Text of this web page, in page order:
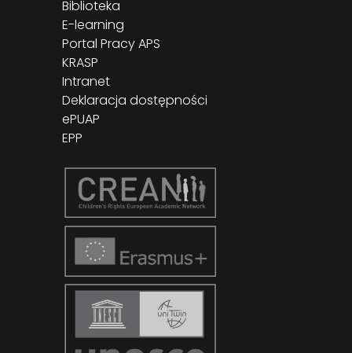
Biblioteka
E-learning
Portal Pracy APS
KRASP
Intranet
Deklaracja dostępności
ePUAP
EPP